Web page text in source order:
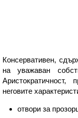
Консервативен,
на уважаван
неговите
отвори за